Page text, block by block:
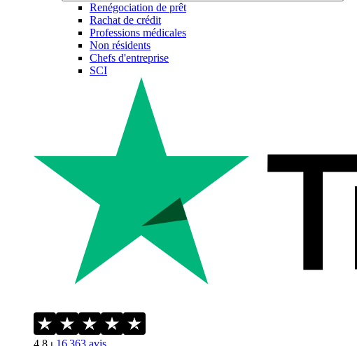
Renégociation de prêt
Rachat de crédit
Professions médicales
Non résidents
Chefs d'entreprise
SCI